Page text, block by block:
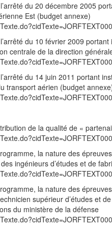
du 20 décembre 2005
Est (budget annexe)
du 10 février 2009
centrale de la direction
du 14 juin 2011 portant
transport aérien (budget
de la qualité de «
la nature des
ingénieurs d’études et de
la nature des
supérieur d’études et
du ministère de la défense